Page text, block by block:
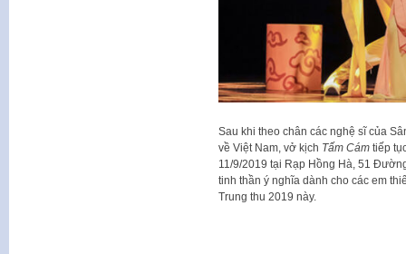
Sau khi theo chân các nghệ sĩ của
về Việt Nam, vở kịch Tấm Cámtiếp
11/9/2019 tại Rạp Hồng Hà, 51
tinh thần ý nghĩa dành cho các em
Trung thu 2019 này.